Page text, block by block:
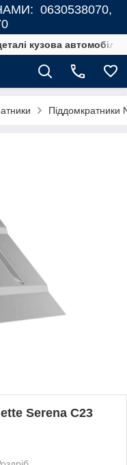
0630538070,
кузова автомобілів
Піддомкратники
Serena C23